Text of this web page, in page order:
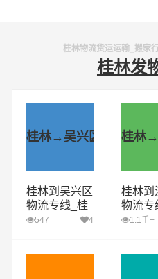
桂林物流货运运输_搬家
桂林发
桂林→吴兴区
桂林到吴兴区
物流专线_桂
林到吴兴区货
547 4
桂林→
桂林到
物流专
林到泸
1.1千+